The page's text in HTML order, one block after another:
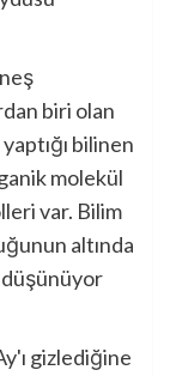
biri olan
bilinen
molekül
var. Bilim
altında
gizlediğine